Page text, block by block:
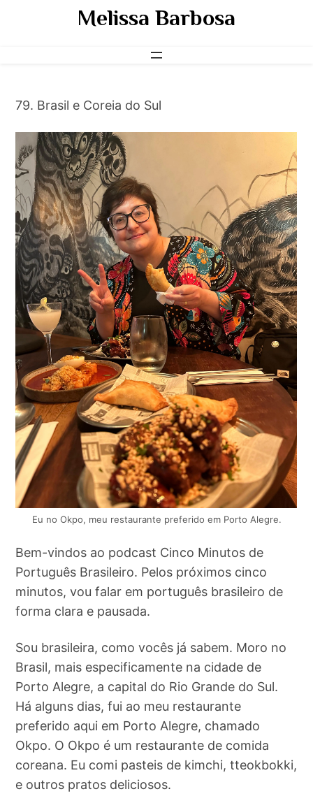
Melissa Barbosa
79. Brasil e Coreia do Sul
Eu no Okpo, meu restaurante preferido em Porto Alegre.
Bem-vindos ao podcast Cinco Minutos de
Português Brasileiro. Pelos próximos cinco
minutos, vou falar em português brasileiro de
forma clara e pausada.
Sou brasileira, como vocês já sabem. Moro no
Brasil, mais especificamente na cidade de
Porto Alegre, a capital do Rio Grande do Sul.
Há alguns dias, fui ao meu restaurante
preferido aqui em Porto Alegre, chamado
Okpo. O Okpo é um restaurante de comida
coreana. Eu comi pasteis de kimchi, tteokbokki,
e outros pratos deliciosos.